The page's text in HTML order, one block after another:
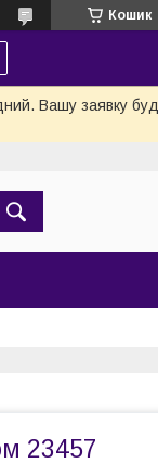
Кошик
Вашу заявку
23457